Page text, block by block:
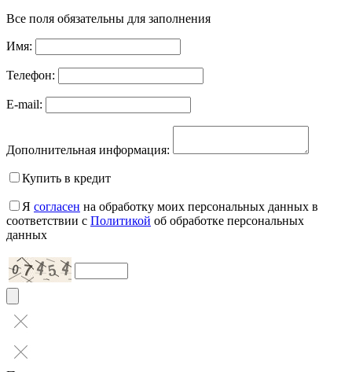
Все поля обязательны для заполнения
Имя:
Телефон:
E-mail:
Дополнительная информация:
Купить в кредит
Я согласен на обработку моих персональных данных в
соответствии с Политикой об обработке персональных
данных